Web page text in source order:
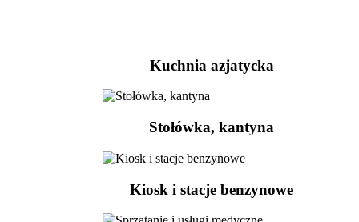
Kuchnia azjatycka
Stołówka, kantyna
Kiosk i stacje benzynowe